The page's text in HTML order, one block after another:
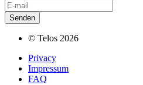
© Telos 2026
Privacy
Impressum
FAQ